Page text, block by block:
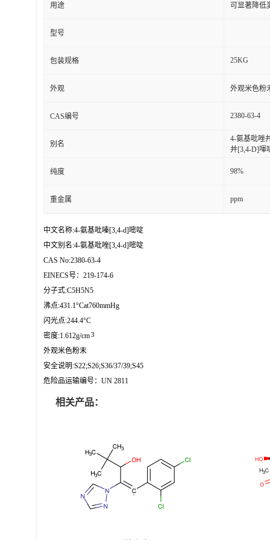
用途 可显著降低
型号
包装规格 25KG
外观 外观米色粉
CAS编号 2380-63-4
别名
4-氨基吡唑
并[3,4-D]喗
纯度 98%
重金属 ppm
中文名称:4-氨基吡嗪[3,4-d]嘧啶
中文别名:4-氨基吡唑[3,4-d]嘧啶
CAS No:2380-63-4
EINECS号：219-174-6
分子式:C5H5N5
沸点:431.1°Cat760mmHg
闪光点:244.4°C
密度:1.612g/cm3
外观米色粉末
安全说明:S22;S26;S36/37/39;S45
危险品运输编号：UN 2811
相关产品：